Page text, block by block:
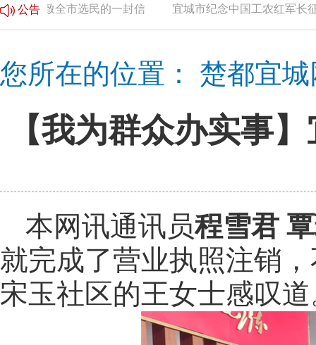
公告
致全市选民的一封信 宜城市纪念中国工农红军长征胜
您所在的位置： 楚都宜城
【我为群众办实事
本网讯通讯员程雪君
就完成了营业执照注销
宋玉社区的王女士感叹